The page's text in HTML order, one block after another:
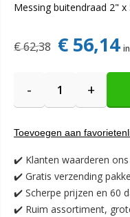
Messing buitendraad 2"
€ 56,14
€ 62,38
- +
Toevoegen aan
✔️ Klanten waarderen
✔️ Gratis verzending
✔️ Scherpe prijzen en 60
✔️ Ruim assortiment,